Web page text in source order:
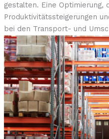
gestalten. Eine Optimierung,
Produktivitätssteigerungen
bei den Transport- und